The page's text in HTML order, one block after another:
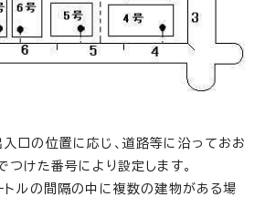
口の位置に応じ、道路等に沿っておお
けた番号により設定します。
トルの間隔の中に複数の建物がある場